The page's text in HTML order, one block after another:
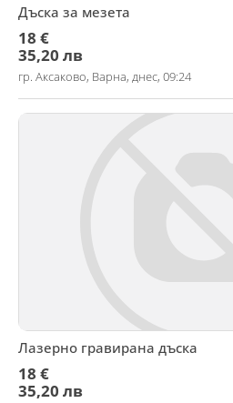
Дъска за мезета
18 €
35,20 лв
гр. Аксаково, Варна, днес, 09:24
Лазерно гравирана дъска
18 €
35,20 лв